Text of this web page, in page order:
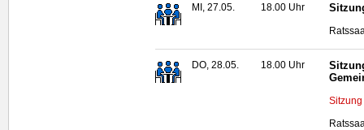
MI, 27.05. 18.00 Uhr
DO, 28.05. 18.00 Uhr